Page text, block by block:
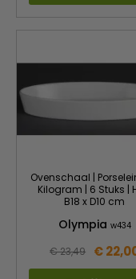
Ovenschaal |
Kilogram | 6 Stuks |
B18 x D10 cm
Olympia w434
€ 23,49 €